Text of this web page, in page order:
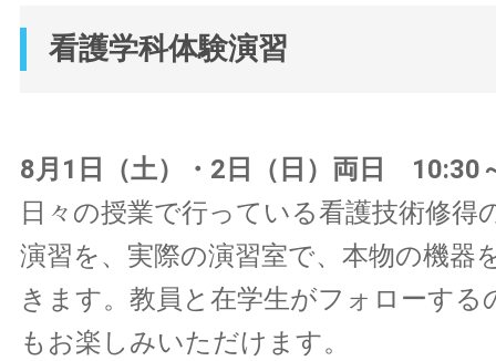
看護学科体験演習
8月1日（土）・2日（日）両日 10:30
日々の授業で行っている看護技術修得
演習を、実際の演習室で、本物の機器
きます。教員と在学生がフォローする
もお楽しみいただけます。